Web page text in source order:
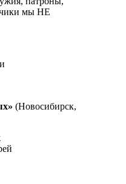
мы НЕ
(Новосибирск,